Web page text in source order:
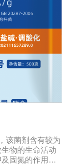
。
该菌剂含有较为
物的生命活动
固氮的作用，